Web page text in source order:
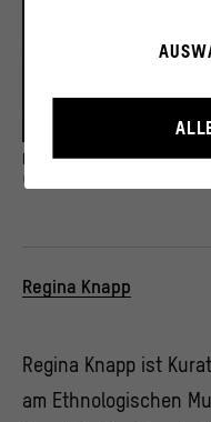
Portrait von Tina Moukodi
© Vivian Anogo/ studio9douala,
Regina Knapp
Regina Knapp ist
am Ethnologischen
Diese Cookies sind
Funktionen wie die
Funktionalitäten
Statistik
Diese Cookies helfen
>